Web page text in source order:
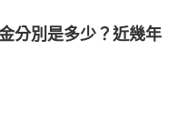
分別是多少？近幾年